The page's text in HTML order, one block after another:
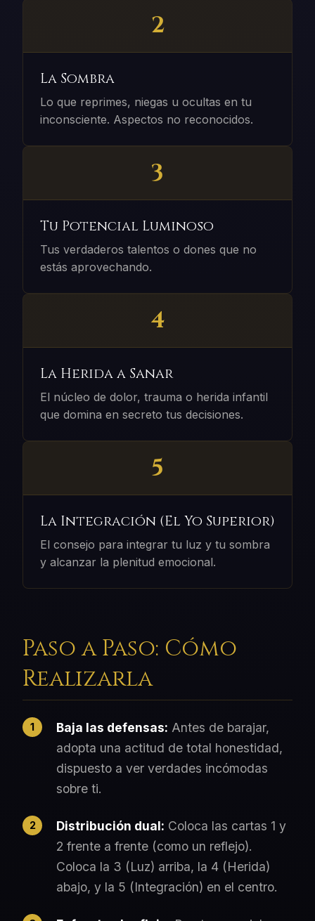
2
La Sombra
Lo que reprimes, niegas u ocultas en tu
inconsciente. Aspectos no reconocidos.
3
Tu Potencial Luminoso
Tus verdaderos talentos o dones que no
estás aprovechando.
4
La Herida a Sanar
El núcleo de dolor, trauma o herida infantil
que domina en secreto tus decisiones.
5
La Integración (El Yo Superior)
El consejo para integrar tu luz y tu sombra
y alcanzar la plenitud emocional.
Paso a Paso: Cómo
Realizarla
Baja las defensas: Antes de barajar,
adopta una actitud de total honestidad,
dispuesto a ver verdades incómodas
sobre ti.
Distribución dual: Coloca las cartas 1 y
2 frente a frente (como un reflejo).
Coloca la 3 (Luz) arriba, la 4 (Herida)
abajo, y la 5 (Integración) en el centro.